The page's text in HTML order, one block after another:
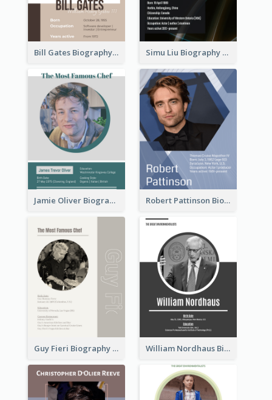
Bill Gates Biography Simu Liu Biography
Jamie Oliver Biography Robert Pattinson Biography
Guy Fieri Biography William Nordhaus Biography